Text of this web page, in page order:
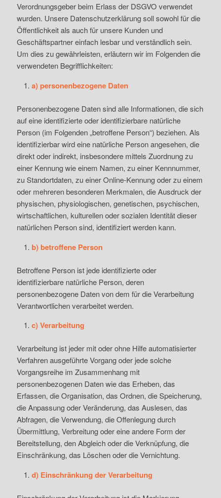
Verordnungsgeber beim Erlass der DSGVO verwendet
wurden. Unsere Datenschutzerklärung soll sowohl für die
Öffentlichkeit als auch für unsere Kunden und
Geschäftspartner einfach lesbar und verständlich sein.
Um dies zu gewährleisten, erläutern wir im Folgenden die
verwendeten Begrifflichkeiten:
a) personenbezogene Daten
Personenbezogene Daten sind alle Informationen, die sich
auf eine identifizierte oder identifizierbare natürliche
Person (im Folgenden „betroffene Person“) beziehen. Als
identifizierbar wird eine natürliche Person angesehen, die
direkt oder indirekt, insbesondere mittels Zuordnung zu
einer Kennung wie einem Namen, zu einer Kennnummer,
zu Standortdaten, zu einer Online-Kennung oder zu einem
oder mehreren besonderen Merkmalen, die Ausdruck der
physischen, physiologischen, genetischen, psychischen,
wirtschaftlichen, kulturellen oder sozialen Identität dieser
natürlichen Person sind, identifiziert werden kann.
b) betroffene Person
Betroffene Person ist jede identifizierte oder
identifizierbare natürliche Person, deren
personenbezogene Daten von dem für die Verarbeitung
Verantwortlichen verarbeitet werden.
c) Verarbeitung
Verarbeitung ist jeder mit oder ohne Hilfe automatisierter
Verfahren ausgeführte Vorgang oder jede solche
Vorgangsreihe im Zusammenhang mit
personenbezogenen Daten wie das Erheben, das
Erfassen, die Organisation, das Ordnen, die Speicherung,
die Anpassung oder Veränderung, das Auslesen, das
Abfragen, die Verwendung, die Offenlegung durch
Übermittlung, Verbreitung oder eine andere Form der
Bereitstellung, den Abgleich oder die Verknüpfung, die
Einschränkung, das Löschen oder die Vernichtung.
d) Einschränkung der Verarbeitung